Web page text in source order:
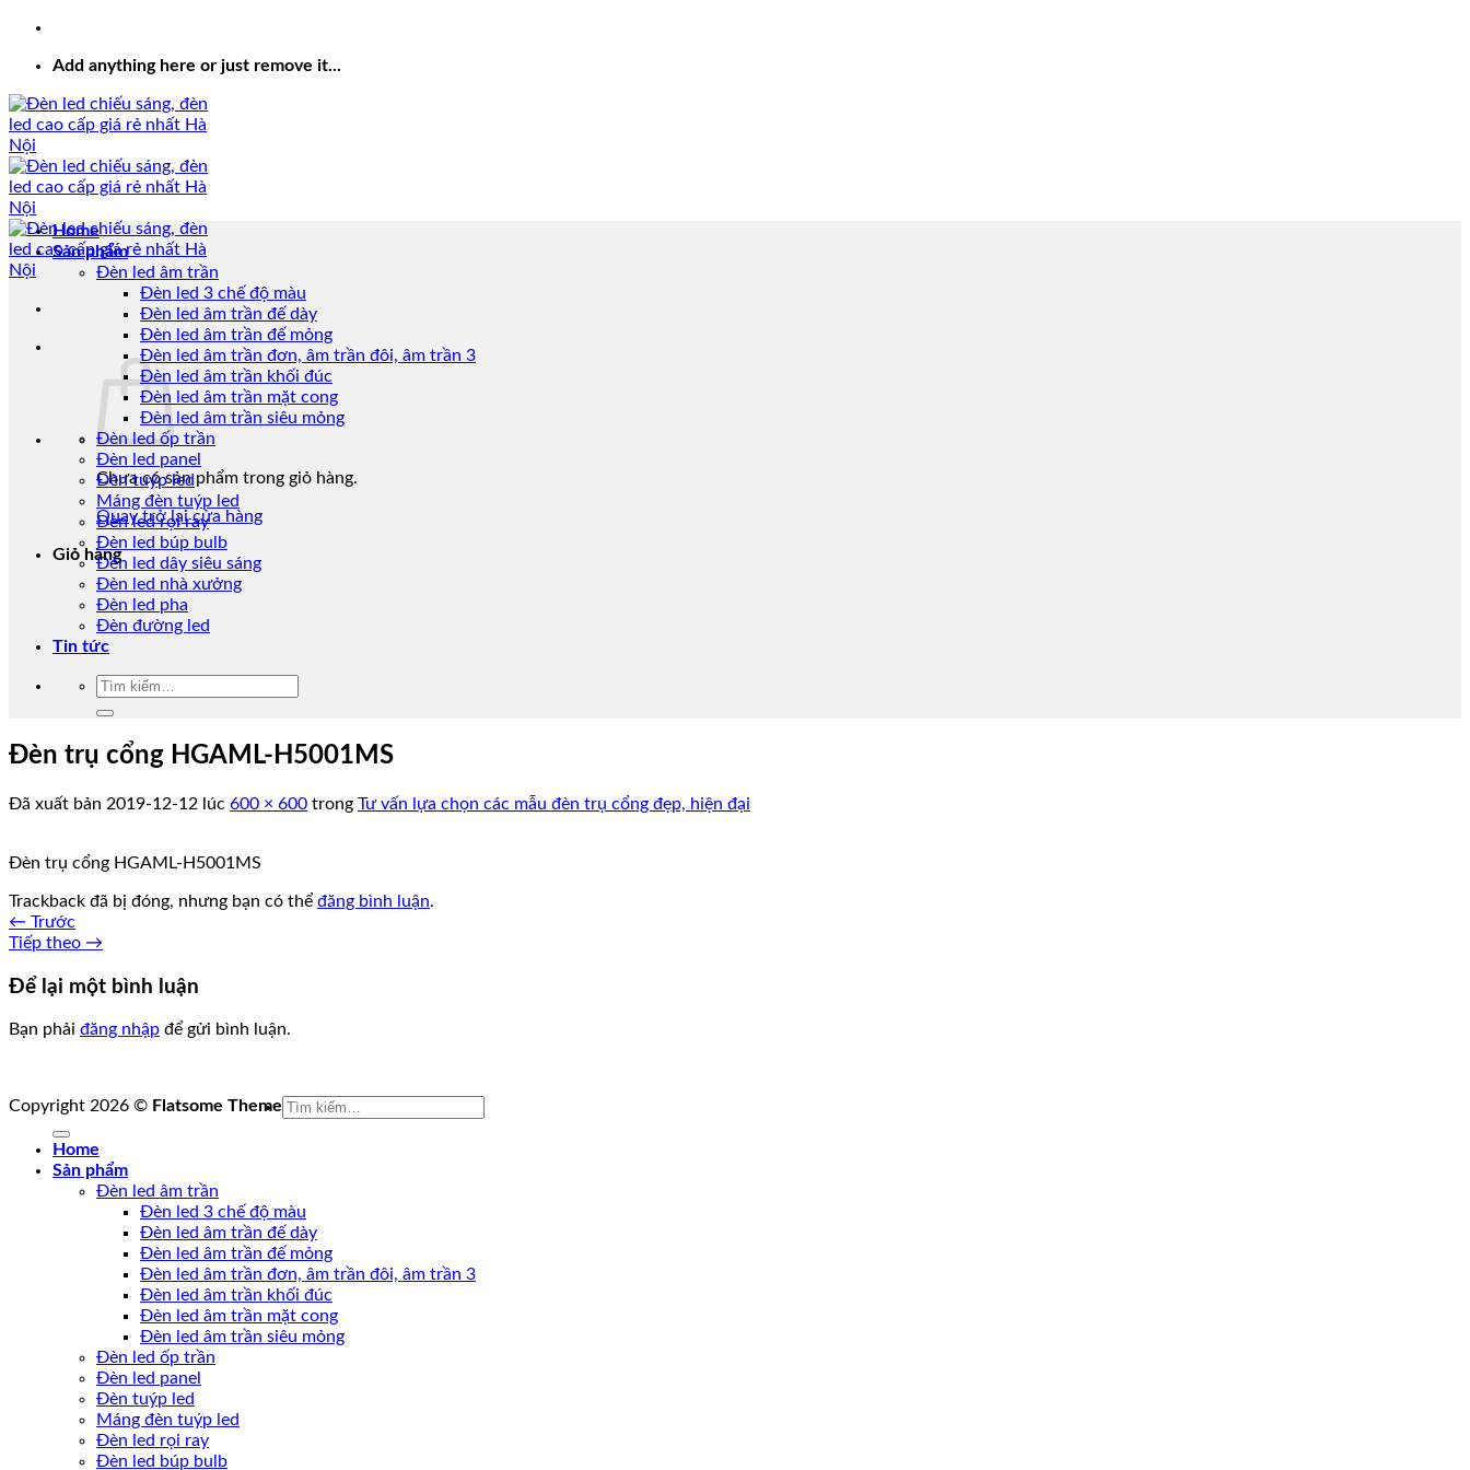
Add anything here or just remove it...
Chưa có sản phẩm trong giỏ hàng.
Quay trở lại cửa hàng
Giỏ hàng
Home
Sản phẩm
Đèn led âm trần
Đèn led 3 chế độ màu
Đèn led âm trần đế dày
Đèn led âm trần đế mỏng
Đèn led âm trần đơn, âm trần đôi, âm trần 3
Đèn led âm trần khối đúc
Đèn led âm trần mặt cong
Đèn led âm trần siêu mỏng
Đèn led ốp trần
Đèn led panel
Đèn tuýp led
Máng đèn tuýp led
Đèn led rọi ray
Đèn led búp bulb
Đèn led dây siêu sáng
Đèn led nhà xưởng
Đèn led pha
Đèn đường led
Tin tức
Tìm
Đèn trụ cổng HGAML-H5001MS
Đã xuất bản 2019-12-12 lúc 600 × 600 trong Tư vấn lựa chọn các mẫu đèn trụ cổng đẹp, hiện đại
Đèn trụ cổng HGAML-H5001MS
Trackback đã bị đóng, nhưng bạn có thể đăng bình luận.
← Trước
Tiếp theo →
Để lại một bình luận
Bạn phải đăng nhập để gửi bình luận.
Copyright 2026 © Flatsome Theme Tìm
Home
Sản phẩm
Đèn led âm trần
Đèn led 3 chế độ màu
Đèn led âm trần đế dày
Đèn led âm trần đế mỏng
Đèn led âm trần đơn, âm trần đôi, âm trần 3
Đèn led âm trần khối đúc
Đèn led âm trần mặt cong
Đèn led âm trần siêu mỏng
Đèn led ốp trần
Đèn led panel
Đèn tuýp led
Máng đèn tuýp led
Đèn led rọi ray
Đèn led búp bulb